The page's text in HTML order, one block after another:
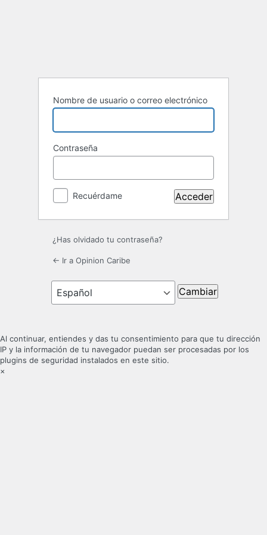
Nombre de usuario o correo electrónico
Contraseña
Recuérdame
¿Has olvidado tu contraseña?
← Ir a Opinion Caribe
Idioma
Al continuar, entiendes y das tu consentimiento para que tu dirección
IP y la información de tu navegador puedan ser procesadas por los
plugins de seguridad instalados en este sitio.
×